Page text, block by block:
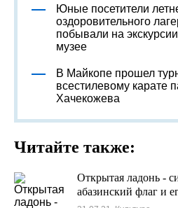
Юные посетители
оздоровительного
побывали на
музее
В Майкопе прошел
всестилевому карате
Хачекожева
Читайте также:
Открытая ладонь -
абазинский флаг и